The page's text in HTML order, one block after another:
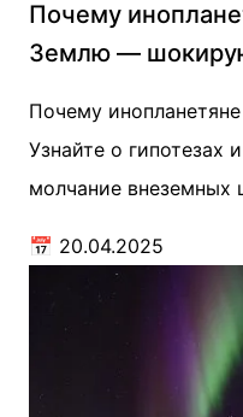
Почему
Землю —
Почему
Узнайте о гипотезах
молчание внеземных
📅 20.04.2025